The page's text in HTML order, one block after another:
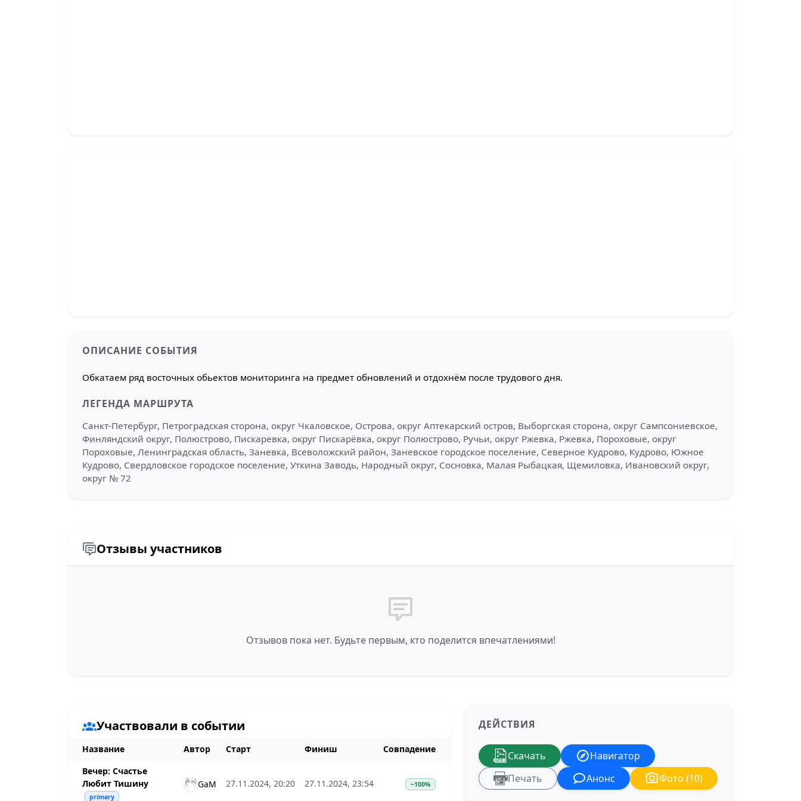
ОПИСАНИЕ СОБЫТИЯ
Обкатаем ряд восточных обьектов мониторинга на предмет обновлений и отдохнём после трудового дня.
ЛЕГЕНДА МАРШРУТА
Санкт-Петербург, Петроградская сторона, округ Чкаловское, Острова, округ Аптекарский остров, Выборгская сторона, округ Сампсониевское,
Финляндский округ, Полюстрово, Пискаревка, округ Пискарёвка, округ Полюстрово, Ручьи, округ Ржевка, Ржевка, Пороховые, округ
Пороховые, Ленинградская область, Заневка, Всеволожский район, Заневское городское поселение, Северное Кудрово, Кудрово, Южное
Кудрово, Свердловское городское поселение, Уткина Заводь, Народный округ, Сосновка, Малая Рыбацкая, Щемиловка, Ивановский округ,
округ № 72
Отзывы участников
Отзывов пока нет. Будьте первым, кто поделится впечатлениями!
Участвовали в событии
Название Автор Старт Финиш
Совпадение
Вечер: Счастье
Любит Тишину
primary
GaM 27.11.2024, 20:20 27.11.2024, 23:54 ~100%
ДЕЙСТВИЯ
Скачать
Навигатор
Печать
Анонс Фото (10)